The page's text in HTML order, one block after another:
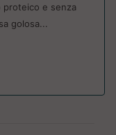
proteico e senza
golosa...